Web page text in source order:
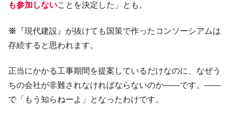
米国下院「韓国の公務員個人をターゲット
する差別。許してはおかぬ
『Money1』
韓国ボンクラ政策室長･金容範、株価暴落に
『Money1』
韓国半導体『SKハイニックス』2026年2Qの
業績「史上最高益」当期純利益は前年同期比13.4倍に。
も参加しないことを決定した」とも。
※ 『現代建設』が抜けても国策で作ったコンソーシアムは
存続すると思われます。
正当にかかる工事期間を提案しているだけなのに、なぜう
ちの会社が非難されなければならないのか――です。――
で「もう知らねーよ」となったわけです。